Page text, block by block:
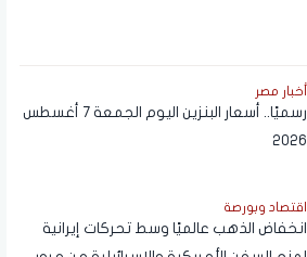
أخبار مصر
رسميًا.. أسعار البنزين اليوم الجمعة 7 أغسطس
2026
اقتصاد وبورصة
انخفاض الذهب عالميًا وسط تحركات إيرانية